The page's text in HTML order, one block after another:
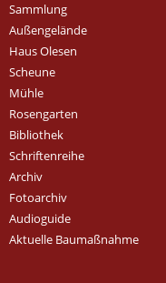
Sammlung
Außengelände
Haus Olesen
Scheune
Mühle
Rosengarten
Bibliothek
Schriftenreihe
Archiv
Fotoarchiv
Audioguide
Aktuelle Baumaßnahme